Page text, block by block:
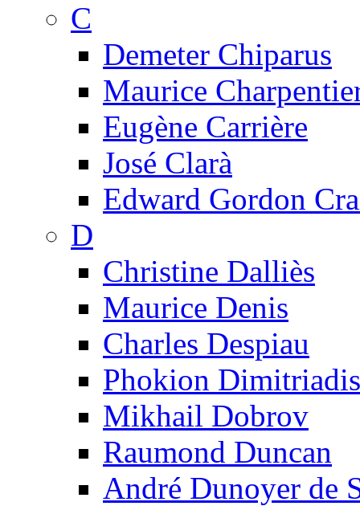
C
Demeter Chiparus
Maurice
Eugène Carrière
José Clarà
Edward Gordon
D
Christine Dalliès
Maurice Denis
Charles Despiau
Phokion Dimitriadis
Mikhail Dobrov
Raumond Duncan
André Dunoyer de